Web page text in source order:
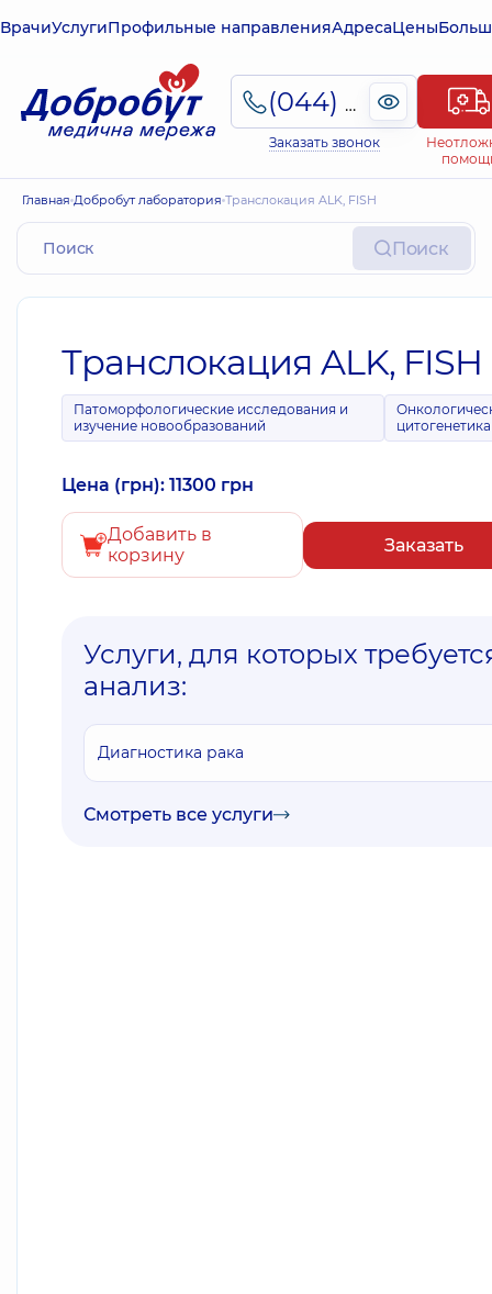
ВрачиУслугиПрофильные направленияАдресаЦены
(044) 495-2-888
Заказать звонок
Главная Добробут лаборатория Транслокация ALK, FISH
Поиск
Транслокация ALK, FISH
Патоморфологические исследования и
изучение новообразований
цитогенетика
Цена (грн): 11300 грн
Добавить в
корзину
Заказать
Услуги, для которых
анализ:
Диагностика рака
Смотреть все услуги